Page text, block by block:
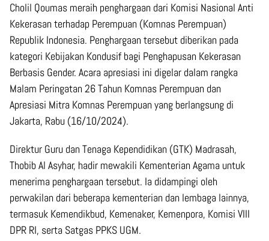
Cholil Qoumas meraih penghargaan dari Komisi Nasional Anti
Kekerasan terhadap Perempuan (Komnas Perempuan)
Republik Indonesia. Penghargaan tersebut diberikan pada
kategori Kebijakan Kondusif bagi Penghapusan Kekerasan
Berbasis Gender. Acara apresiasi ini digelar dalam rangka
Malam Peringatan 26 Tahun Komnas Perempuan dan
Apresiasi Mitra Komnas Perempuan yang berlangsung di
Jakarta, Rabu (16/10/2024).
Direktur Guru dan Tenaga Kependidikan (GTK) Madrasah,
Thobib Al Asyhar, hadir mewakili Kementerian Agama untuk
menerima penghargaan tersebut. Ia didampingi oleh
perwakilan dari beberapa kementerian dan lembaga lainnya,
termasuk Kemendikbud, Kemenaker, Kemenpora, Komisi VIII
DPR RI, serta Satgas PPKS UGM.